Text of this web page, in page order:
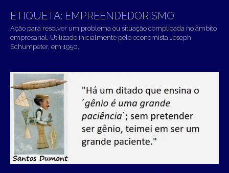
N
M
E
N
O
C
O
N
T
ETIQUETA: EMPREENDEDORISMO
Ação para resolver um problema ou situação complicada no âmbito
empresarial. Utilizado inicialmente pelo economista Joseph
Schumpeter, em 1950.